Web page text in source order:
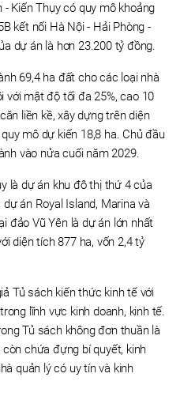
Kiến Thụy có quy mô khoảng
kết nối Hà Nội - Hải Phòng -
dự án là hơn 23.200 tỷ đồng.
69,4 ha đất cho các loại nhà
với mật độ tối đa 25%, cao 10
liền kề, xây dựng trên diện
mô dự kiến 18,8 ha. Chủ đầu
vào nửa cuối năm 2029.
là dự án khu đô thị thứ 4 của
án Royal Island, Marina và
đảo Vũ Yên là dự án lớn nhất
diện tích 877 ha, vốn 2,4 tỷ
Tủ sách kiến thức kinh tế với
lĩnh vực kinh doanh, kinh tế.
Tủ sách không đơn thuần là
chứa đựng bí quyết, kinh
quản lý có uy tín và kinh